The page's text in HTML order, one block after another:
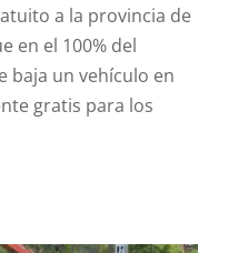
a la provincia de
en el 100% del
baja un vehículo en
gratis para los